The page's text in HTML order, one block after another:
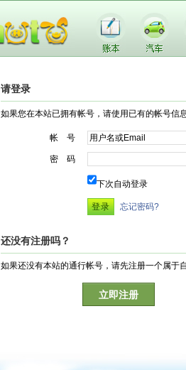
请登录
如果您在本站已拥有帐号，请使用已有的帐号信
帐 号
密 码
下次自动登录
忘记密码?
还没有注册吗？
如果还没有本站的通行帐号，请先注册一个属于
立即注册